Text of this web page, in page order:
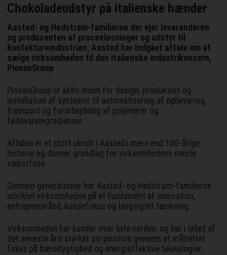
Chokoladeudstyr på italienske hænder
Aasted- og Hedstrøm-familierne der ejer leverandøren
og producenten af procesløsninger og udstyr til
konfektureindustrien, Aasted har indgået aftale om at
sælge virksomheden til den italienske industrikoncern,
PiovanGroup
PiovanGroup er aktiv inden for design, produktion og
installation af systemer til automatisering af opbevaring,
transport og forarbejdning af polymerer og
fødevareingredienser.
Aftalen er et stort skridt i Aasteds mere end 100-årige
historie og danner grundlag for virksomhedens næste
vækstfase.
Gennem generationer har Aasted- og Hedstrøm-familierne
udviklet virksomheden på et fundament af innovation,
entreprenørånd, kundefokus og langsigtet tænkning.
Virksomheden har kunder over hele verden, og har i løbet af
det seneste årti styrket sin position gennem et målrettet
fokus på bæredygtighed og energieffektive teknologier.